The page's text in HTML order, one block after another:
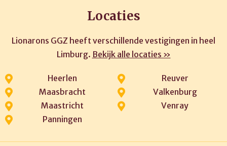
Locaties
Lionarons GGZ heeft verschillende vestigingen in heel
Limburg. Bekijk alle locaties »
Heerlen
Maasbracht
Maastricht
Panningen
Reuver
Valkenburg
Venray